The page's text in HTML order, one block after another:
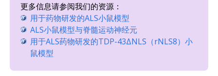
更多信息请参阅我们的资源：
用于药物研发的ALS小鼠模型
ALS小鼠模型与脊髓运动神经元
用于ALS药物研发的TDP-43ΔNLS（rNLS8）小
鼠模型